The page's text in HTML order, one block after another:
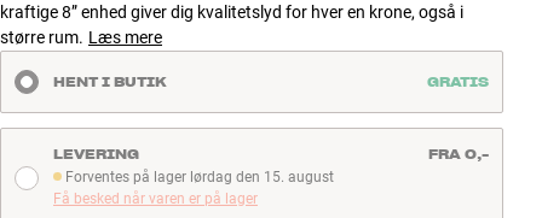
kraftige 8” enhed giver dig kvalitetslyd for hver en krone, også i
større rum. Læs mere
HENT I BUTIK GRATIS
Forventes på lager lørdag den 15. august
Forventes på lager lørdag den 15. august
Få besked når varen er på lager
LEVERING FRA 0,-